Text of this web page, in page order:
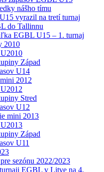
nášho tímu
vyrazil na tretí turnaj
do Tallinnu
EGBL U15 – 1. turnaj
2010
Západ
U14
2012
Stred
U12
mini 2013
Západ
U11
sezónu 2022/2023
EGBL v Litve na 4.